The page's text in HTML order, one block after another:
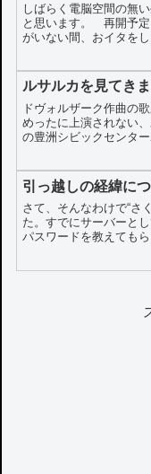
しばらく電脳空間の無
と思います。 再開予
がいない間、おイタをし
ルサルカを見てき
ドヴォルザーク作曲の
めったに上演されない
の豊洲シビックセンタ
引っ越しの経緯に
さて、そんなわけで“さ
た。すでにサーバーと
パスワードを教えても